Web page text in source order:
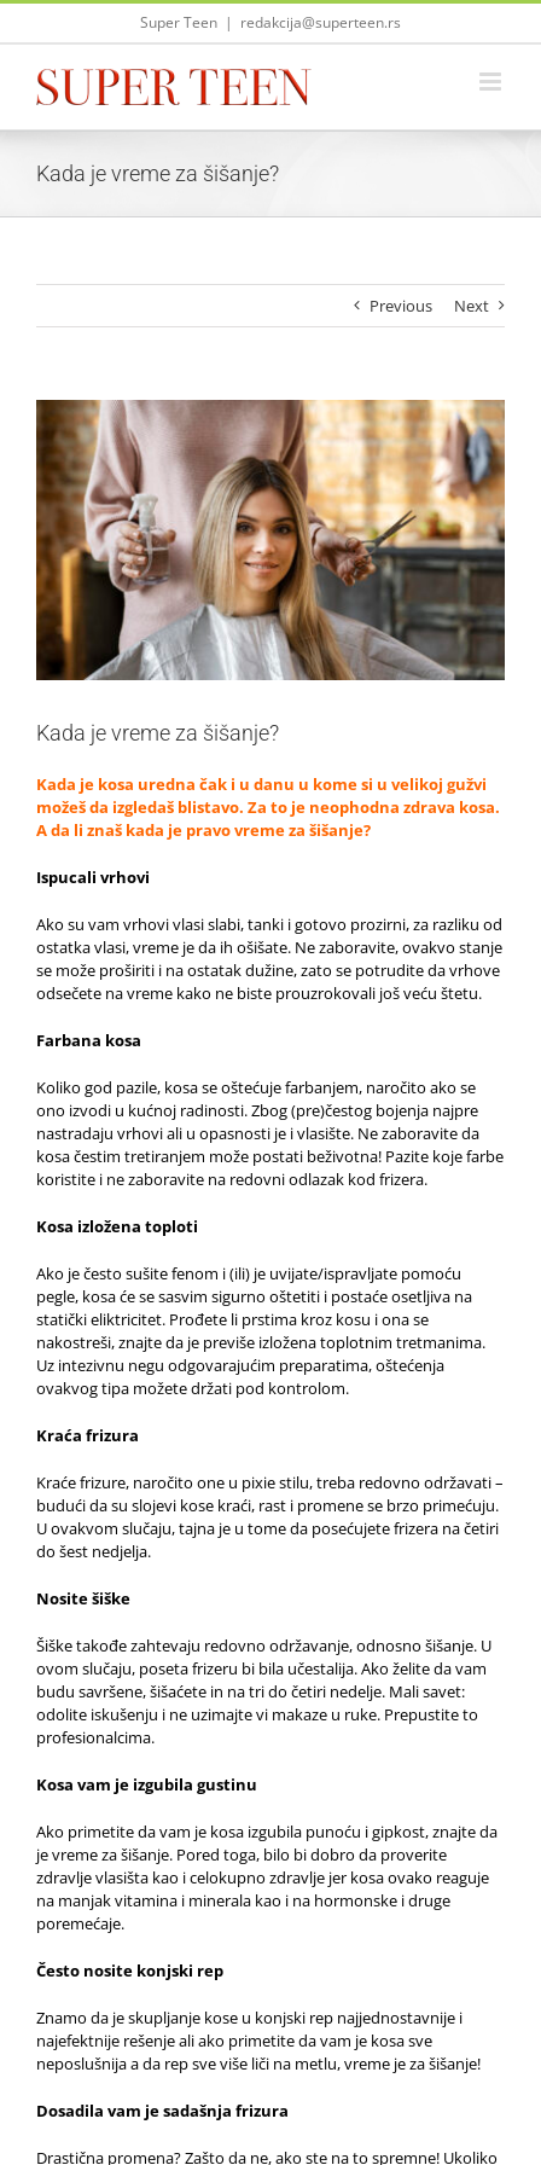
Skip
Super Teen | redakcija@superteen.rs
Kada je vreme za šišanje?
Previous Next
View
Larger
Image
Kada je vreme za šišanje?
Kada je kosa uredna čak i u danu u kome si u velikoj gužvi
možeš da izgledaš blistavo. Za to je neophodna zdrava kosa.
A da li znaš kada je pravo vreme za šišanje?
Ispucali vrhovi
Ako su vam vrhovi vlasi slabi, tanki i gotovo prozirni, za razliku od
ostatka vlasi, vreme je da ih ošišate. Ne zaboravite, ovakvo stanje
se može proširiti i na ostatak dužine, zato se potrudite da vrhove
odsečete na vreme kako ne biste prouzrokovali još veću štetu.
Farbana kosa
Koliko god pazile, kosa se oštećuje farbanjem, naročito ako se
ono izvodi u kućnoj radinosti. Zbog (pre)čestog bojenja najpre
nastradaju vrhovi ali u opasnosti je i vlasište. Ne zaboravite da
kosa čestim tretiranjem može postati beživotna! Pazite koje farbe
koristite i ne zaboravite na redovni odlazak kod frizera.
Kosa izložena toploti
Ako je često sušite fenom i (ili) je uvijate/ispravljate pomoću
pegle, kosa će se sasvim sigurno oštetiti i postaće osetljiva na
statički eliktricitet. Prođete li prstima kroz kosu i ona se
nakostreši, znajte da je previše izložena toplotnim tretmanima.
Uz intezivnu negu odgovarajućim preparatima, oštećenja
ovakvog tipa možete držati pod kontrolom.
Kraća frizura
Kraće frizure, naročito one u pixie stilu, treba redovno održavati –
budući da su slojevi kose kraći, rast i promene se brzo primećuju.
U ovakvom slučaju, tajna je u tome da posećujete frizera na četiri
do šest nedjelja.
Nosite šiške
Šiške takođe zahtevaju redovno održavanje, odnosno šišanje. U
ovom slučaju, poseta frizeru bi bila učestalija. Ako želite da vam
budu savršene, šišaćete in na tri do četiri nedelje. Mali savet:
odolite iskušenju i ne uzimajte vi makaze u ruke. Prepustite to
profesionalcima.
Kosa vam je izgubila gustinu
Ako primetite da vam je kosa izgubila punoću i gipkost, znajte da
je vreme za šišanje. Pored toga, bilo bi dobro da proverite
zdravlje vlasišta kao i celokupno zdravlje jer kosa ovako reaguje
na manjak vitamina i minerala kao i na hormonske i druge
poremećaje.
Često nosite konjski rep
Znamo da je skupljanje kose u konjski rep najjednostavnije i
najefektnije rešenje ali ako primetite da vam je kosa sve
neposlušnija a da rep sve više liči na metlu, vreme je za šišanje!
Dosadila vam je sadašnja frizura
Drastična promena? Zašto da ne, ako ste na to spremne! Ukoliko